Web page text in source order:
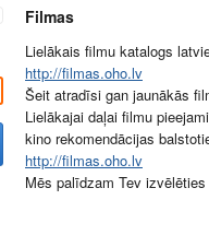
Filmas
Lielākais filmu katalogs
http://filmas.oho.lv
Šeit atradīsi gan jaunākās
Lielākajai daļai filmu
kino rekomendācijas
http://filmas.oho.lv
Mēs palīdzam Tev